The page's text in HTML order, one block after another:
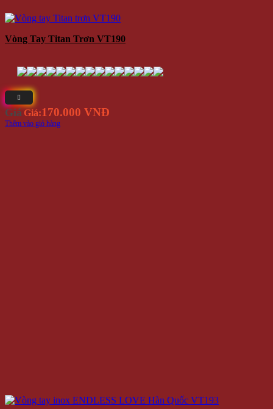
Vòng Tay Titan Trơn VT190
Giá Giá:170.000 VNĐ
Thêm vào giỏ hàng